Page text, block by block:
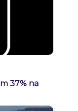
37% na